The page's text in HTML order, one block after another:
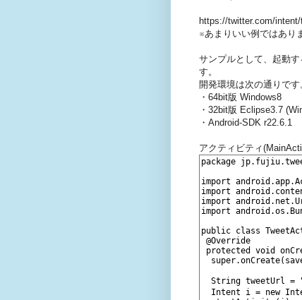
https://twitter.com/
※あまりいい例ではあり
サンプルとして、起動
す。
開発環境は次の通りです
・64bit版 Windows8
・32bit版 Eclipse3.7
・Android-SDK r22.6.1
アクティビティ